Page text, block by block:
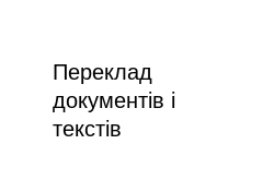
Переклад
документів і
текстів